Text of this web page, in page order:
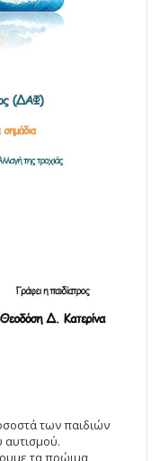
των παιδιών
αυτισμού.
τα πρώιμα